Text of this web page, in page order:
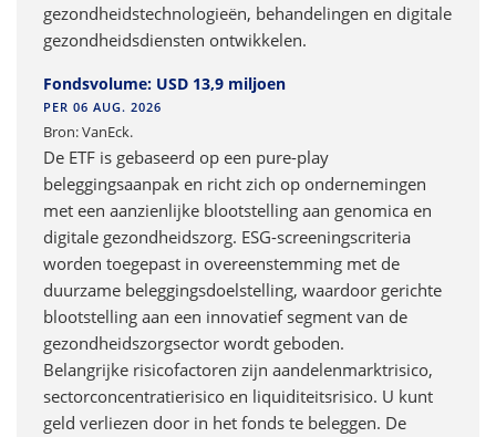
gezondheidstechnologieën, behandelingen en digitale
gezondheidsdiensten ontwikkelen.
Fondsvolume: USD 13,9 miljoen
PER 06 AUG. 2026
Bron: VanEck.
De ETF is gebaseerd op een pure-play
beleggingsaanpak en richt zich op ondernemingen
met een aanzienlijke blootstelling aan genomica en
digitale gezondheidszorg. ESG-screeningscriteria
worden toegepast in overeenstemming met de
duurzame beleggingsdoelstelling, waardoor gerichte
blootstelling aan een innovatief segment van de
gezondheidszorgsector wordt geboden.
Belangrijke risicofactoren zijn aandelenmarktrisico,
sectorconcentratierisico en liquiditeitsrisico. U kunt
geld verliezen door in het fonds te beleggen. De